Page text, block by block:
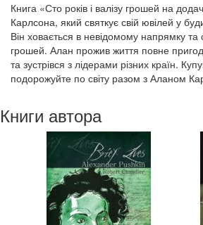
Книга «Сто років і валізу грошей на
Карлсона, який святкує свій ювілей у
Він ховається в невідомому напрямку та
грошей. Алан прожив життя повне
та зустрівся з лідерами різних країн.
подорожуйте по світу разом з Аланом
Книги автора